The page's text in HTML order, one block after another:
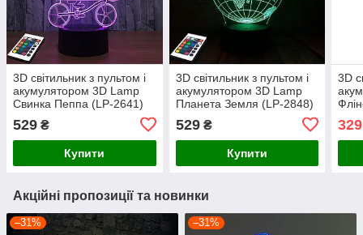
3D світильник з пультом і
акумулятором 3D Lamp
Свинка Пеппа (LP-2641)
529 ₴
Купити
3D світильник з пультом і
акумулятором 3D Lamp
Планета Земля (LP-2848)
529₴
Купити
3D
329
Акційні пропозиції та новинки
–31% –31%